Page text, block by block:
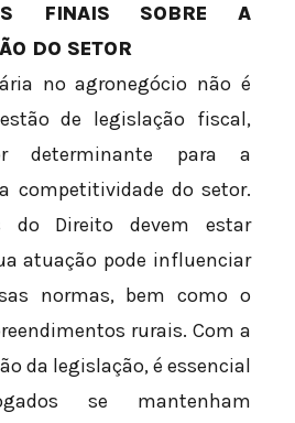
FINAIS SOBRE A
DO SETOR
no agronegócio não é
de legislação fiscal,
determinante para a
competitividade do setor.
do Direito devem estar
atuação pode influenciar
normas, bem como o
rurais. Com a
da legislação, é essencial
se mantenham